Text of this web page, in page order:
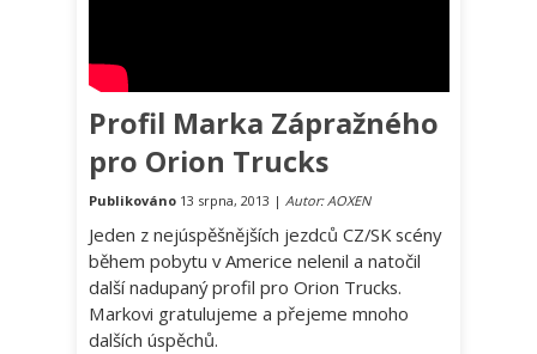
Profil Marka Zápražného
pro Orion Trucks
Publikováno 13 srpna, 2013 | Autor: AOXEN
Jeden z nejúspěšnějších jezdců CZ/SK scény
během pobytu v Americe nelenil a natočil
další nadupaný profil pro Orion Trucks.
Markovi gratulujeme a přejeme mnoho
dalších úspěchů.